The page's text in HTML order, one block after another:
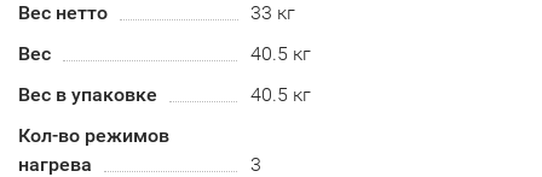
Вес нетто
33 кг
Вес
40.5 кг
Вес в упаковке
40.5 кг
Кол-во режимов
нагрева
3